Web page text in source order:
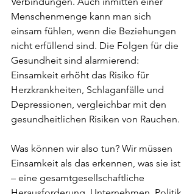
Menschenmenge kann man sich
einsam fühlen, wenn die Beziehungen
nicht erfüllend sind. Die Folgen für die
Gesundheit sind alarmierend:
Einsamkeit erhöht das Risiko für
Herzkrankheiten, Schlaganfälle und
Depressionen, vergleichbar mit den
gesundheitlichen Risiken von Rauchen.
Was können wir also tun? Wir müssen
Einsamkeit als das erkennen, was sie ist
– eine gesamtgesellschaftliche